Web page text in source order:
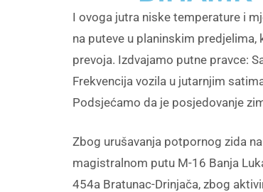
I ovoga jutra niske temperature i
na puteve u planinskim
prevoja. Izdvajamo putne pravce:
Frekvencija vozila u jutarnjim
Podsjećamo da je posjedovanje
Zbog urušavanja potpornog zida
magistralnom putu M-16 Banja
454a Bratunac-Drinjača, zbog